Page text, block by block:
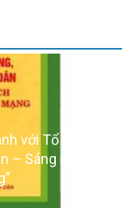
với Tổ quốc,
– Sáng ngời tư